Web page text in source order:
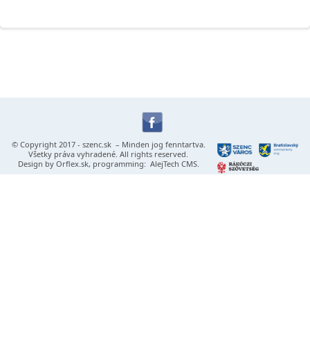
© Copyright 2017 - szenc.sk– Minden jog fenntartva.
Všetky práva vyhradené. All rights reserved.
Design by Orflex.sk, programming: AlejTech CMS.